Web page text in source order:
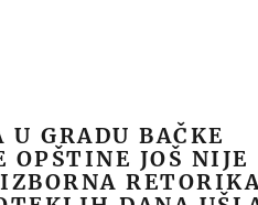
GRADU BAČKE
JOŠ NIJE